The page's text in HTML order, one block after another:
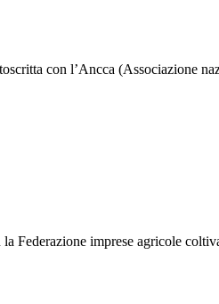
con l’Ancca (Associazione
Federazione imprese agricole